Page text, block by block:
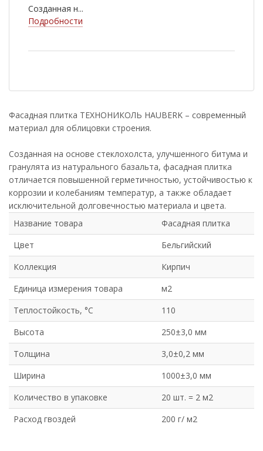
Созданная н...
Подробности
Фасадная плитка ТЕХНОНИКОЛЬ HAUBERK – современный
материал для облицовки строения.
Созданная на основе стеклохолста, улучшенного битума и
гранулята из натурального базальта, фасадная плитка
отличается повышенной герметичностью, устойчивостью к
коррозии и колебаниям температур, а также обладает
исключительной долговечностью материала и цвета.
Название товара
Фасадная плитка
Цвет
Бельгийский
Коллекция
Кирпич
Единица измерения товара
м2
Теплостойкость, °С
110
Высота
250±3,0 мм
Толщина
3,0±0,2 мм
Ширина
1000±3,0 мм
Количество в упаковке
20 шт. = 2 м2
Расход гвоздей
200 г/ м2